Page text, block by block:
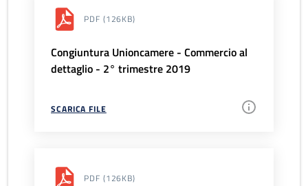
PDF (126KB)
Congiuntura Unioncamere - Commercio al
dettaglio - 2° trimestre 2019
SCARICA FILE
PDF (126KB)